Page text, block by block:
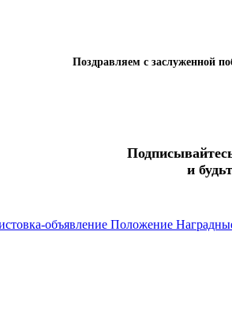
Поздравляем с заслуженной
и
объявление Положение